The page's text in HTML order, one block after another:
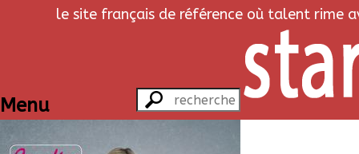
le site français de référence où talent rime
Menu